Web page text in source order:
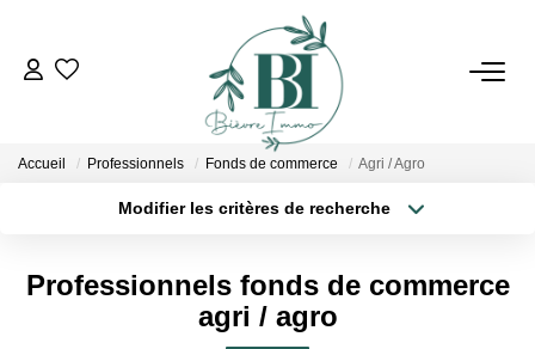
ACHETER
BIENS VENDUS
Accueil Professionnels Fonds de commerce Agri / Agro
Modifier les critères de recherche
Professionnels fonds de commerce
agri / agro